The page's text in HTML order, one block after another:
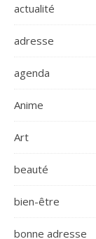
actualité
adresse
agenda
Anime
Art
beauté
bien-être
bonne adresse